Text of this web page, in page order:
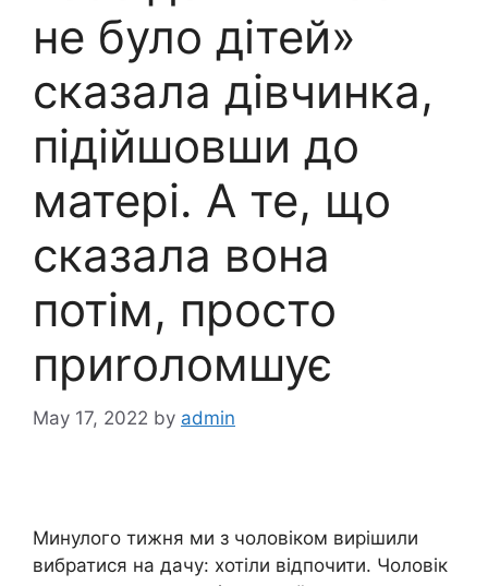
не було дітей»
сказала дівчинка,
підійшовши до
матері. А те, що
сказала вона
потім, просто
приrоломшує
May 17, 2022 by admin
Минулого тижня ми з чоловіком вирішили
вибратися на дачу: хотіли відпочити. Чоловік